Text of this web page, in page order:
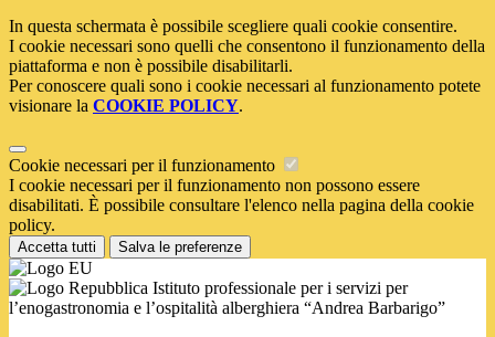
In questa schermata è possibile scegliere quali cookie consentire.
I cookie necessari sono quelli che consentono il funzionamento della
piattaforma e non è possibile disabilitarli.
Per conoscere quali sono i cookie necessari al funzionamento potete
visionare la COOKIE POLICY.
Cookie necessari per il funzionamento
I cookie necessari per il funzionamento non possono essere
disabilitati. È possibile consultare l'elenco nella pagina della cookie
policy.
Accetta tutti Salva le preferenze
Istituto professionale per i servizi per
l’enogastronomia e l’ospitalità alberghiera “Andrea Barbarigo”